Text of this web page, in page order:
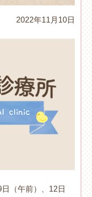
2022年11月10日
（午前）、12日